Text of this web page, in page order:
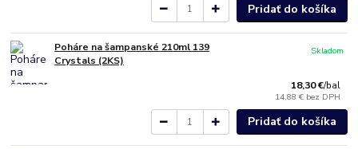
Pridať do košíka
Poháre na šampanské 210ml 139
Crystals (2KS)
18,30 €/bal
14,88 € bez DPH
Skladom
Pridať do košíka